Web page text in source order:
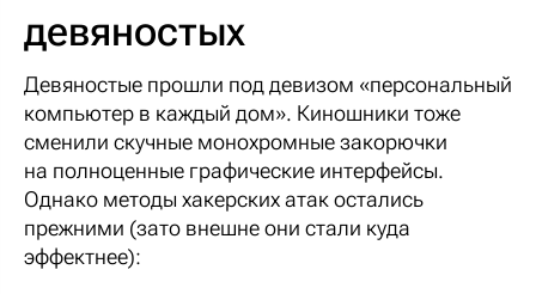
девяностых
Девяностые прошли под девизом «персональный
компьютер в каждый дом». Киношники тоже
сменили скучные монохромные закорючки
на полноценные графические интерфейсы.
Однако методы хакерских атак остались
прежними (зато внешне они стали куда
эффектнее):